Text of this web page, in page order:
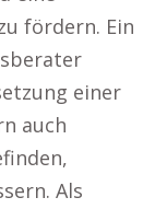
fördern. Ein
einer
auch
Als